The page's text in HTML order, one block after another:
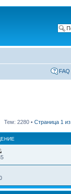
FAQ
Тем: 2280 • Страница 1 из